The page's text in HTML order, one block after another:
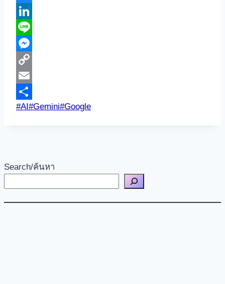
Bluesky
LinkedIn
Line
Messenger
Copy
Link
Email
Share
Post
#AI#Gemini#Google
Search/ค้นหา